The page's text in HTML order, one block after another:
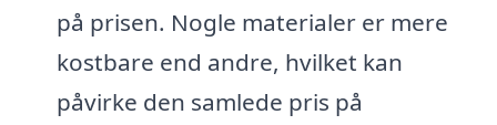
på prisen. Nogle materialer er mere
kostbare end andre, hvilket kan
påvirke den samlede pris på